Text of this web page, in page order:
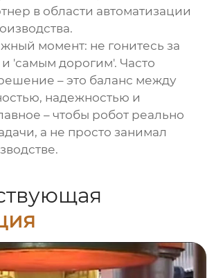
в области автоматизации
момент: не гонитесь за
'самым дорогим'. Часто
– это баланс между
надежностью и
– чтобы робот реально
а не просто занимал